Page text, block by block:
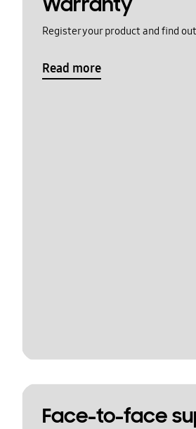
Register your product and find
Read more
Face-to-face